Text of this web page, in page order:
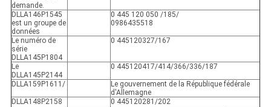
demande.
DLLA146P1545
est un groupe de
données
0 445 120 050 /185/
0986435518
Le numéro de
série
DLLA145P1804
0 445120327/167
Le
DLLA145P2144
0 445120417/414/366/336/187
DLLA159P1611/
Le gouvernement de la République fédérale
d'Allemagne
DLLA148P2158
0 445120281/202